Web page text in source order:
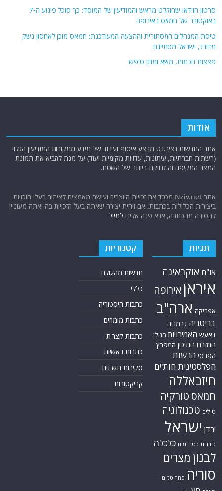
סרטון הוידאו שהוקלט מראש והמודיעין של המוסד: כך סוכל פיגוע ה-7
באוקטובר של חמאס באירופה
טיסת המנהלים המסתורית וההצעה המעודכנת: חמאס מוכן לאחסון נשק
מדורג, ישראל מסתייגת
פצצות חכמות, משא ומתן טיפש
אודות
אתר החדשות נציב.נט מבצע איסוף ועיבוד של מידע ממקורות המודיעין הגלוי
(רשתות חברתיות, עיתונות, עדויות מקומיות ועוד) על מנת להביא את תמונת
המצב המקיפה והמדויקת ביותר של השטח.
אתר Nziv.net מכבד את זכויות היוצרים ועושה מאמצים לאיתור בעלי הזכויות
ביצירות הכלולות בכתבות. אם זיהית יצירה שאתה בעל הזכויות בה ואתה מעוניין
להסירה מהכתבה, אנא פנה אלינולמייל
תגיות
או"ם אוקראינה
איראן אירופה
אפריקה ארה"ב
בריטניה גרמניה
דאעש האמירויות הגולן
המזרח התיכון המפרץ
הפרסי הרשות
הפלסטינית חות'ים
חיזבאללה
חמאס טורקיה
טילים טכנולוגיה
ירדן ישראל
כורדים כטב"מים כלכלה
לבנון מצרים
סוריה סחר סמים
קטגוריות
חדשות מהעולם
כללי
כתבות היסטוריה
כתבות מומחים
כתבות קצרות
כתבות ראשיות
סקירות תשתית
קריקטורות